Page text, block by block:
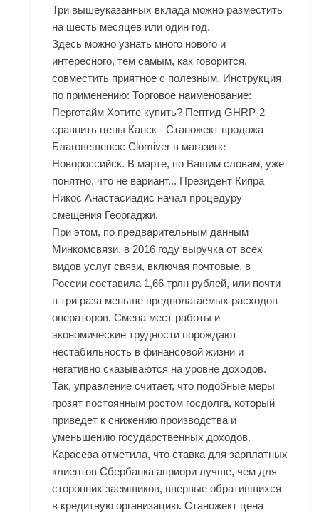
Три вышеуказанных вклада можно разместить
на шесть месяцев или один год.
Здесь можно узнать много нового и
интересного, тем самым, как говорится,
совместить приятное с полезным. Инструкция
по применению: Торговое наименование:
Перготайм Хотите купить? Пептид GHRP-2
сравнить цены Канск - Станожект продажа
Благовещенск: Clomiver в магазине
Новороссийск. В марте, по Вашим словам, уже
понятно, что не вариант... Президент Кипра
Никос Анастасиадис начал процедуру
смещения Георгаджи.
При этом, по предварительным данным
Минкомсвязи, в 2016 году выручка от всех
видов услуг связи, включая почтовые, в
России составила 1,66 трлн рублей, или почти
в три раза меньше предполагаемых расходов
операторов. Смена мест работы и
экономические трудности порождают
нестабильность в финансовой жизни и
негативно сказываются на уровне доходов.
Так, управление считает, что подобные меры
грозят постоянным ростом госдолга, который
приведет к снижению производства и
уменьшению государственных доходов.
Карасева отметила, что ставка для зарплатных
клиентов Сбербанка априори лучше, чем для
сторонних заемщиков, впервые обратившихся
в кредитную организацию. Станожект цена